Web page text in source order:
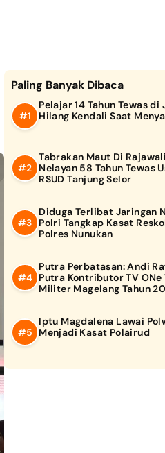
Paling Banyak Dibaca
Pelajar 14 Tahun Tewas di
Hilang Kendali Saat
Tabrakan Maut Di
Nelayan 58 Tahun Tewas
RSUD Tanjung Selor
Diduga Terlibat Jaringan
Polri Tangkap Kasat
Polres Nunukan
Putra Perbatasan: Andi
Putra Kontributor TV
Militer Magelang Tahun
Iptu Magdalena Lawai
Menjadi Kasat Polairud